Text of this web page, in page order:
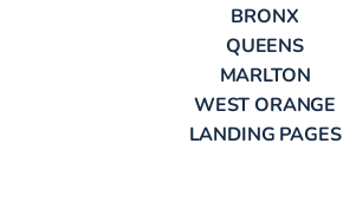
BRONX
QUEENS
MARLTON
WEST ORANGE
LANDING PAGES